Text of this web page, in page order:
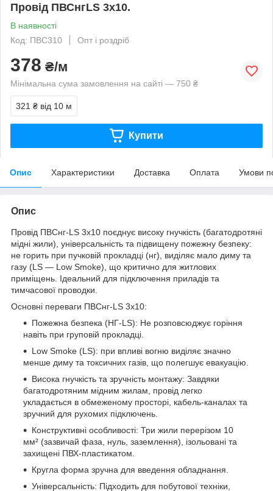
Провід ПВСнгLS 3х10.
В наявності
Код: ПВС310
Опт і роздріб
378 ₴/м
Мінімальна сума замовлення на сайті — 750 ₴
321 ₴ від 10 м
Купити
Опис Характеристики Доставка Оплата Умови
Опис
Провід ПВСнг-LS 3х10 поєднує високу гнучкість (багатодротяні
мідні жили), універсальність та підвищену пожежну безпеку:
не горить при пучковій прокладці (нг), виділяє мало диму та
газу (LS — Low Smoke), що критично для житлових
приміщень. Ідеальний для підключення приладів та
тимчасової проводки.
Основні переваги ПВСнг-LS 3х10:
Пожежна безпека (НГ-LS): Не розповсюджує горіння
навіть при груповій прокладці.
Low Smoke (LS): при впливі вогню виділяє значно
менше диму та токсичних газів, що полегшує евакуацію.
Висока гнучкість та зручність монтажу: Завдяки
багатодротяним мідним жилам, провід легко
укладається в обмеженому просторі, кабель-каналах та
зручний для рухомих підключень.
Конструктивні особливості: Три жили перерізом 10
мм² (зазвичай фаза, нуль, заземлення), ізольовані та
захищені ПВХ-пластикатом.
Кругла форма зручна для введення обладнання.
Універсальність: Підходить для побутової техніки,